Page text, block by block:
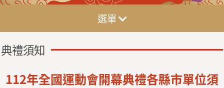
選單
典禮須知
112年全國運動會開幕典禮各縣市單位須